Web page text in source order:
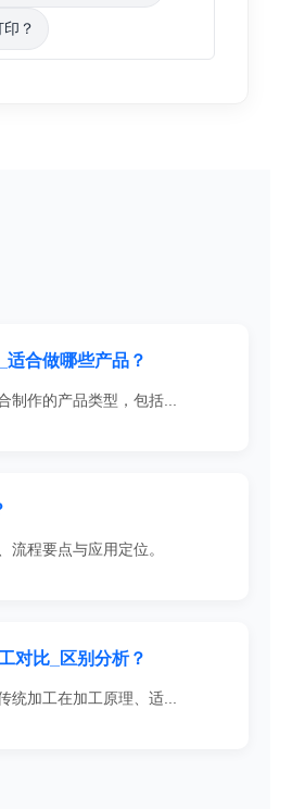
？
合做哪些产品？
制作的产品类型，包括...
流程要点与应用定位。
对比_区别分析？
统加工在加工原理、适...